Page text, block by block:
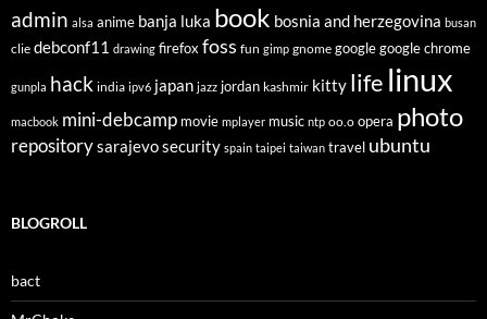
admin alsa anime banja luka book bosnia and herzegovina busan
clie debconf11 drawing firefoxfoss fun gimp gnome google google chrome
gunpla hack india ipv6 japan jazz jordan kashmir kitty life linux
macbook mini-debcamp movie mplayer music ntp oo.o opera photo
repositorysarajevosecurity spain taipei taiwan travel ubuntu
BLOGROLL
bact